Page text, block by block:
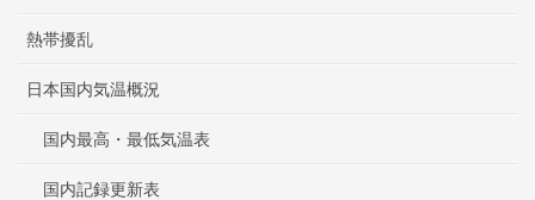
熱帯擾乱
日本国内気温概況
国内最高・最低気温表
国内記録更新表